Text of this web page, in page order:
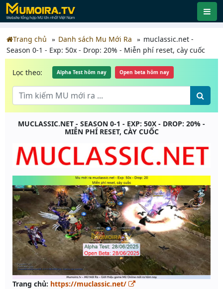
Trang chủ Danh sách Mu Mới Ra
muclassic.net -
Season 0-1 - Exp: 50x - Drop: 20% - Miễn phí reset, cày cuốc
Lọc theo: Alpha Test hôm nay Open beta hôm nay
MUCLASSIC.NET - SEASON 0-1 - EXP: 50X - DROP: 20% -
MIỄN PHÍ RESET, CÀY CUỐC
Trang chủ: https://muclassic.net/